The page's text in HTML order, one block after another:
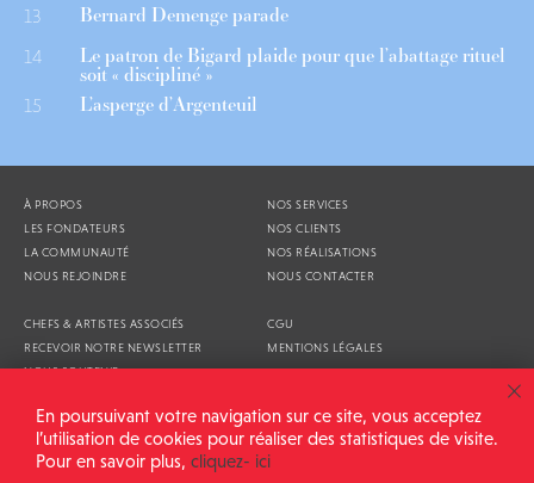
13 Bernard Demenge parade
14 Le patron de Bigard plaide pour que l’abattage rituel
soit « discipliné »
15 L’asperge d’Argenteuil
À PROPOS
LES FONDATEURS
LA COMMUNAUTÉ
NOUS REJOINDRE
NOS SERVICES
NOS CLIENTS
NOS RÉALISATIONS
NOUS CONTACTER
CHEFS & ARTISTES ASSOCIÉS
RECEVOIR NOTRE NEWSLETTER
NOUS SOUTENIR
CGU
MENTIONS LÉGALES
ALIMENTATION GÉNÉRALE © 2026
En poursuivant votre navigation sur ce site, vous acceptez
l’utilisation de cookies pour réaliser des statistiques de visite.
Pour en savoir plus, cliquez- ici